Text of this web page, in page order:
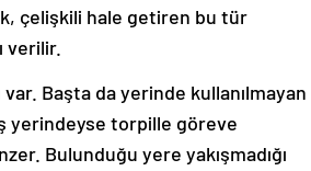
çelişkili hale getiren bu tür
verilir.
Başta da yerinde kullanılmayan
yerindeyse torpille göreve
Bulunduğu yere yakışmadığı